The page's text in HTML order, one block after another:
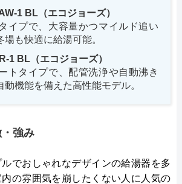
1 BL（エコジョーズ）
イプで、大容量かつマイルド追い
場も快適に給湯可能。
1 BL（エコジョーズ）
トタイプで、配管洗浄や自動沸き
動機能を備えた高性能モデル。
強み
でおしゃれなデザインの給湯器を多
内の雰囲気を崩したくない人に人気の